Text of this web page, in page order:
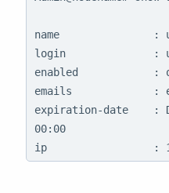
name               :
login              :
enabled            :
emails             :
expiration-date    :
00:00
ip                 :